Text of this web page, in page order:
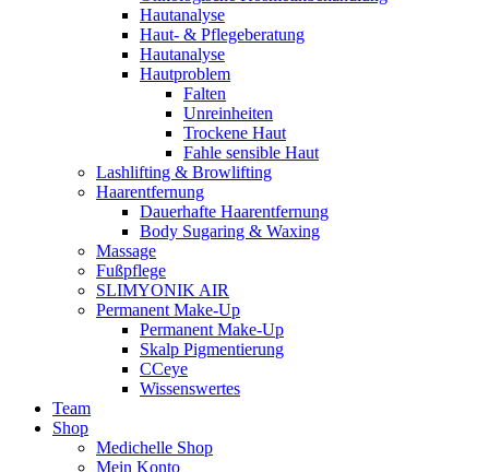
Hautanalyse
Haut- & Pflegeberatung
Hautanalyse
Hautproblem
Falten
Unreinheiten
Trockene Haut
Fahle sensible Haut
Lashlifting & Browlifting
Haarentfernung
Dauerhafte Haarentfernung
Body Sugaring & Waxing
Massage
Fußpflege
SLIMYONIK AIR
Permanent Make-Up
Permanent Make-Up
Skalp Pigmentierung
CCeye
Wissenswertes
Team
Shop
Medichelle Shop
Mein Konto